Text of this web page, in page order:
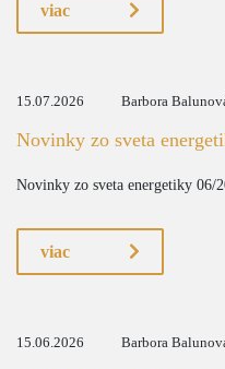
viac
15.07.2026 Barbora
Novinky zo sveta
Novinky zo sveta energetiky 06/
viac
15.06.2026 Barbora